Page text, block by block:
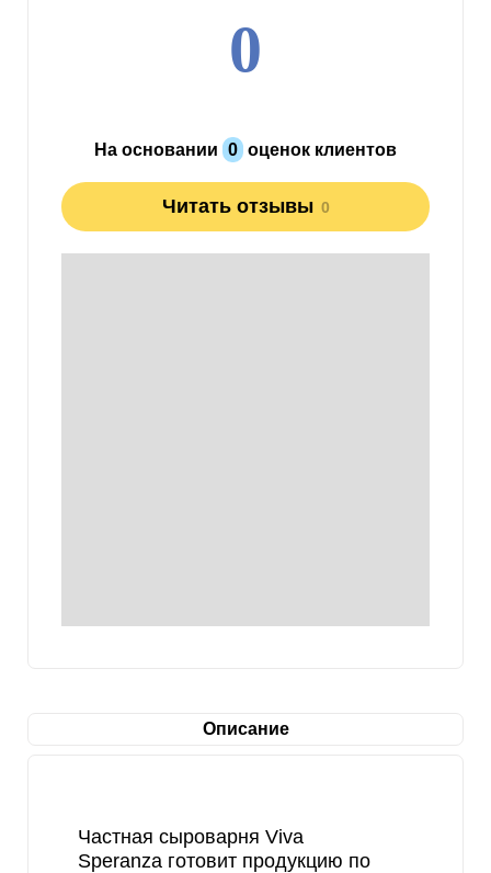
0
На основании 0 оценок клиентов
Читать отзывы 0
Описание
Частная сыроварня Viva
Speranza готовит продукцию по